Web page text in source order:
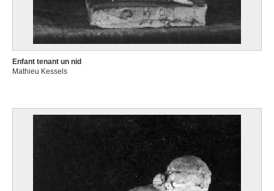
Enfant tenant un nid
Mathieu Kessels